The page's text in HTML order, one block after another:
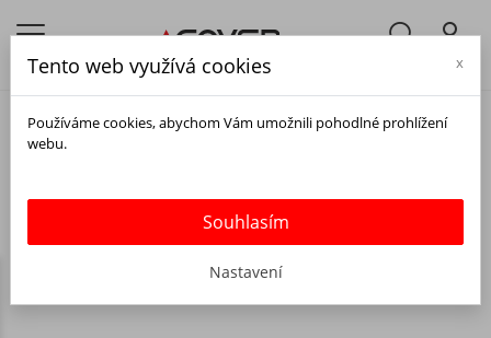
DÁRKOVÝ POUKAZ
Hledáte ideální dárek pro milovníka technologií, který si rád
Tento web využívá cookies x
Používáme cookies, abychom Vám umožnili pohodlné prohlížení
webu.
Souhlasím
Nastavení